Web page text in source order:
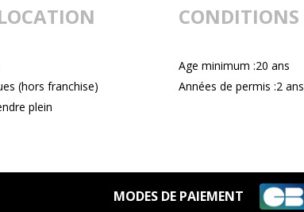
(hors franchise)
plein
Age minimum :20 ans
Années de permis :2 ans
MODES DE PAIEMENT